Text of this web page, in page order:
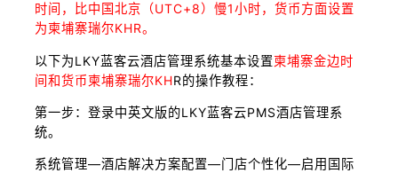
时间，比中国北京（UTC+8）慢1小时，货币方面设置
为柬埔寨瑞尔KHR。
以下为LKY蓝客云酒店管理系统基本设置柬埔寨金边时
间和货币柬埔寨瑞尔KHR的操作教程：
第一步：登录中英文版的LKY蓝客云PMS酒店管理系
统。
系统管理—酒店解决方案配置—门店个性化—启用国际